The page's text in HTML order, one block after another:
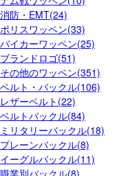
消防・EMT(24)
ポリスワッペン(33)
バイカーワッペン(25)
ブランドロゴ(51)
その他のワッペン(351)
ベルト・バックル(106)
レザーベルト(22)
ベルトバックル(84)
ミリタリーバックル(18)
プレーンバックル(8)
イーグルバックル(11)